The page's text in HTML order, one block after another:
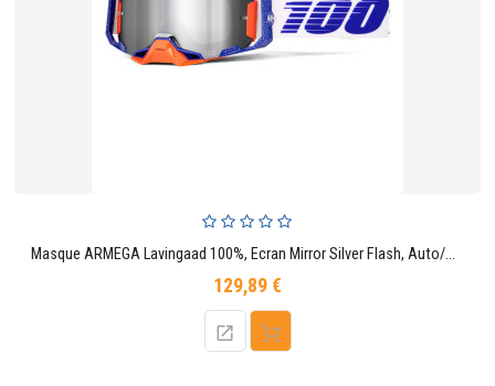
Masque ARMEGA Lavingaad 100%, Ecran Mirror Silver Flash, Auto/Moto
129,89 €